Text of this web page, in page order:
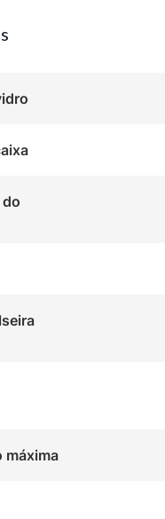
performance, com
precisão e
dourado
design arrojado. A
resistência à água o
máxima